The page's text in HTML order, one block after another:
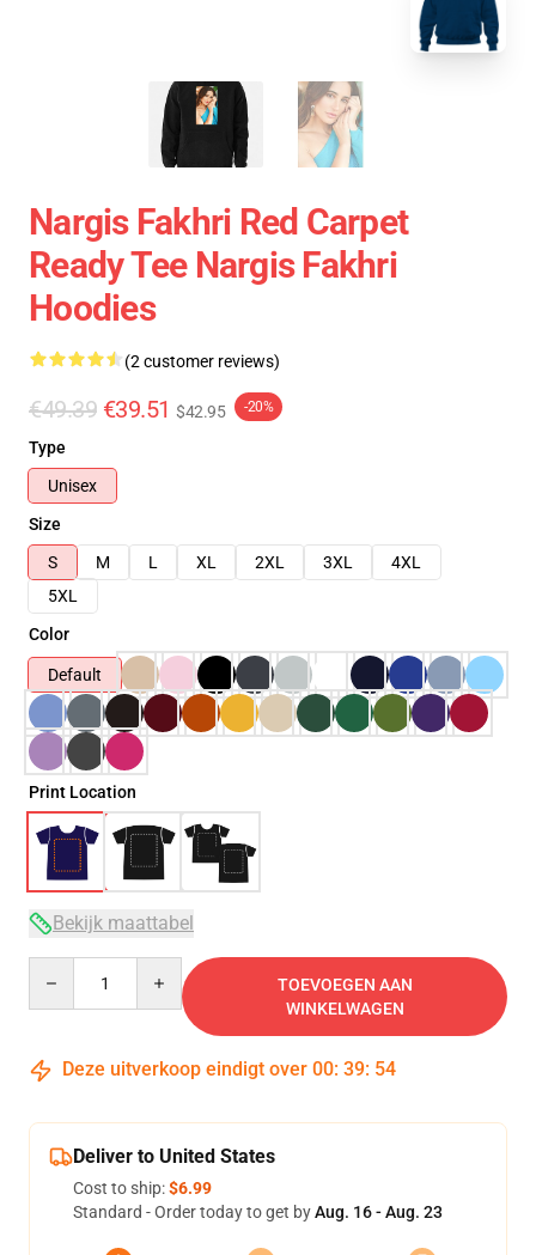
Nargis Fakhri Red Carpet
Ready Tee Nargis Fakhri
Hoodies
(2 customer reviews)
€49.39 €39.51 $42.95 -20%
Type
Unisex
Size
S
M L XL 2XL 3XL
4XL
5XL
Color
Default
Print Location
Bekijk maattabel
TOEVOEGEN AAN
WINKELWAGEN
Deze uitverkoop eindigt over 00: 39: 54
Deliver to United States
Cost to ship:$6.99
Standard - Order today to get byAug. 16 - Aug. 23